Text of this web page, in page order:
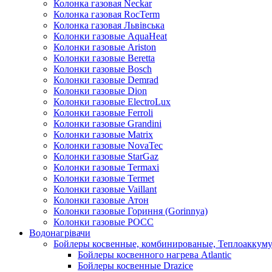
Колонка газовая Neckar
Колонка газовая RocTerm
Колонка газовая Львiвська
Колонки газовые AquaHeat
Колонки газовые Ariston
Колонки газовые Beretta
Колонки газовые Bosch
Колонки газовые Demrad
Колонки газовые Dion
Колонки газовые ElectroLux
Колонки газовые Ferroli
Колонки газовые Grandini
Колонки газовые Matrix
Колонки газовые NovaTec
Колонки газовые StarGaz
Колонки газовые Termaxi
Колонки газовые Termet
Колонки газовые Vaillant
Колонки газовые Атон
Колонки газовые Гориння (Gorinnya)
Колонки газовые РОСС
Водонагрівачи
Бойлеры косвенные, комбинированые,
Бойлеры косвенного нагрева Atlantic
Бойлеры косвенные Drazice